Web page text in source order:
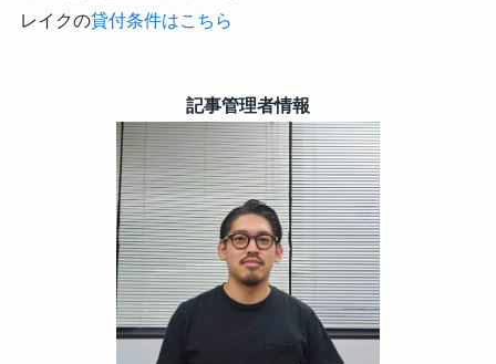
レイクの貸付条件はこちら
記事管理者情報